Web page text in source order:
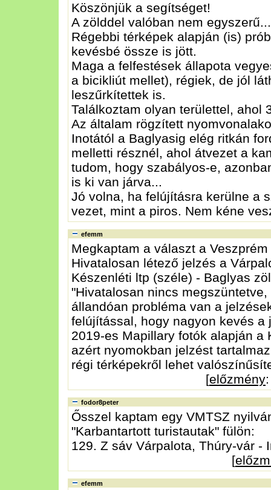
Köszönjük a segítséget!
A zölddel valóban nem egyszerű...
Régebbi térképek alapján (is)
kevésbé össze is jött.
Maga a felfestések állapota
a bicikliút mellet), régiek, de jól
leszűrkítettek is.
Találkoztam olyan területtel, ahol
Az általam rögzített
Inotától a Baglyasig elég ritkán
melletti résznél, ahol átvezet a
tudom, hogy szabályos-e,
is ki van járva...
Jó volna, ha felújításra kerülne a
vezet, mint a piros. Nem kéne
efemm
Megkaptam a választ a
Hivatalosan létező jelzés a
Készenléti ltp (széle) - Baglyas
"Hivatalosan nincs
állandóan probléma van a
felújítással, hogy nagyon kevés a
2019-es Mapillary fotók alapján
azért nyomokban jelzést
régi térképekről lehet
[előzmény
fodor8peter
Ősszel kaptam egy VMTSZ
"Karbantartott turistautak" fülön:
129. Z sáv Várpalota, Thúry-vár -
[
efemm